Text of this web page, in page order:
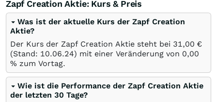
Zapf Creation Aktie: Kurs & Preis
Was ist der aktuelle Kurs der Zapf Creation
Aktie?
Der Kurs der Zapf Creation Aktie steht bei 31,00 €
(Stand: 10.06.24) mit einer Veränderung von 0,00
% zum Vortag.
Wie ist die Performance der Zapf Creation Aktie
der letzten 30 Tage?